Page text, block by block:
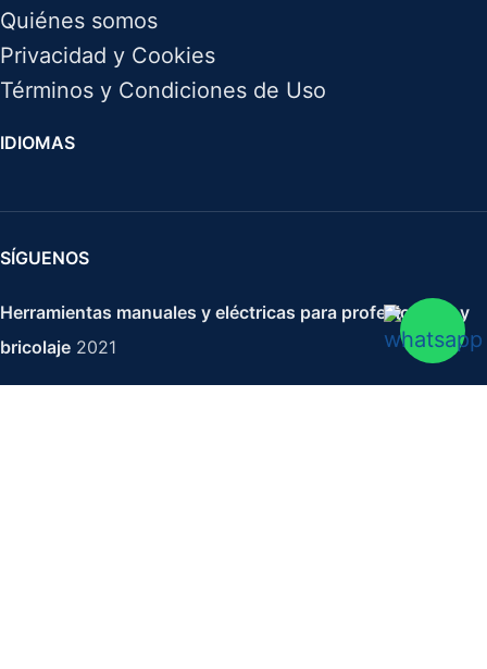
Quiénes somos
Privacidad y Cookies
Términos y Condiciones de Uso
IDIOMAS
SÍGUENOS
Herramientas manuales y eléctricas para profesionales y
bricolaje 2021